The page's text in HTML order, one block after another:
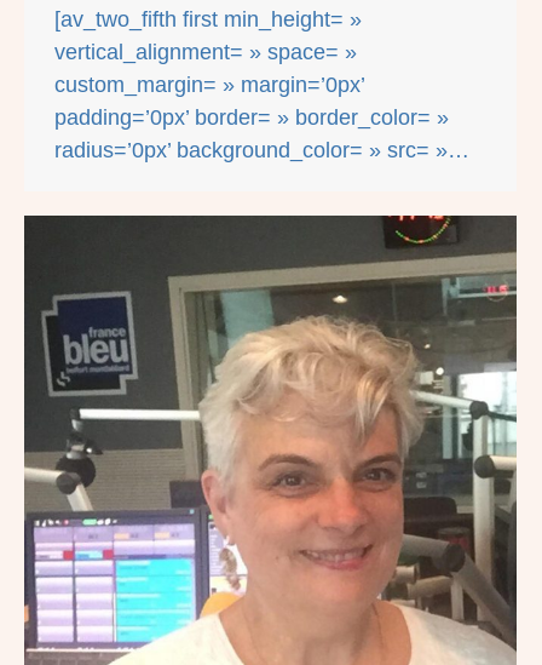
[av_two_fifth first min_height= »
vertical_alignment= » space= »
custom_margin= » margin=’0px’
padding=’0px’ border= » border_color= »
radius=’0px’ background_color= » src= »…